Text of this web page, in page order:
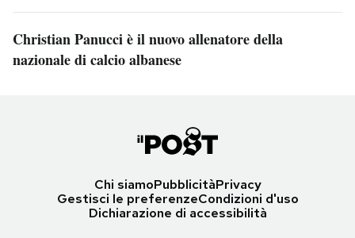
Christian Panucci è il nuovo allenatore della
nazionale di calcio albanese
Chi siamoPubblicitàPrivacy
Gestisci le preferenzeCondizioni d'uso
Dichiarazione di accessibilità